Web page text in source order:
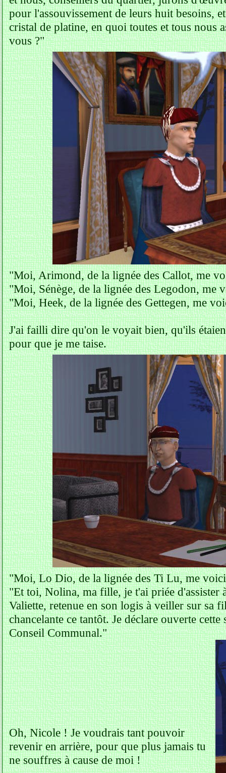
pour l'assouvissement de leurs huit besoins,
cristal de platine, en quoi toutes et tous nous
vous ?"
"Moi, Arimond, de la lignée des Callot, me
"Moi, Sénège, de la lignée des Legodon, me
"Moi, Heek, de la lignée des Gettegen, me
J'ai failli dire qu'on le voyait bien, qu'ils
pour que je me taise.
"Moi, Lo Dio, de la lignée des Ti Lu, me
"Et toi, Nolina, ma fille, je t'ai priée d'assister
Valiette, retenue en son logis à veiller sur sa
chancelante ce tantôt. Je déclare ouverte
Conseil Communal."
Oh, Nicole ! Je voudrais tant pouvoir
revenir en arrière, pour que plus jamais tu
ne souffres à cause de moi !